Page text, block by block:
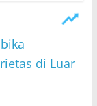
di Luar